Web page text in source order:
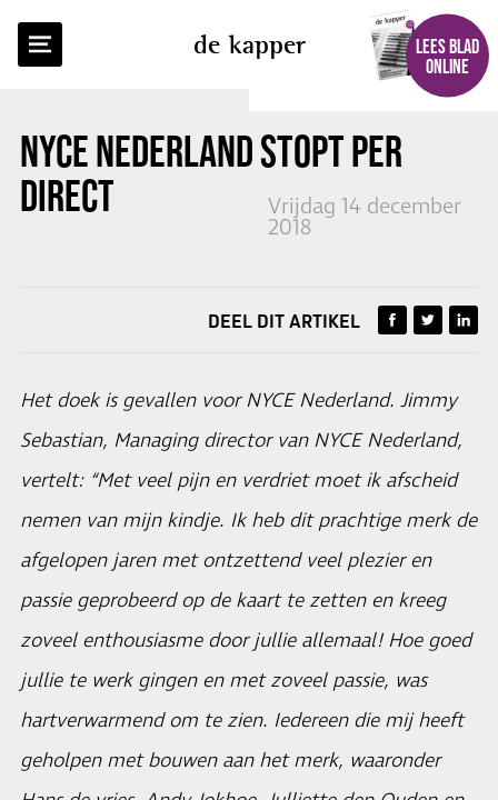
de kapper
LEES BLAD
ONLINE
NYCE NEDERLANDSTOPT PER
DIRECT
Vrijdag 14 december
2018
TERUG NAAR OVERZICHT
DEEL DIT ARTIKEL
Het doek is gevallen voor NYCE Nederland. Jimmy
Sebastian, Managing director van NYCE Nederland,
vertelt: “Met veel pijn en verdriet moet ik afscheid
nemen van mijn kindje. Ik heb dit prachtige merk de
afgelopen jaren met ontzettend veel plezier en
passie geprobeerd op de kaart te zetten en kreeg
zoveel enthousiasme door jullie allemaal! Hoe goed
jullie te werk gingen en met zoveel passie, was
hartverwarmend om te zien. Iedereen die mij heeft
geholpen met bouwen aan het merk, waaronder